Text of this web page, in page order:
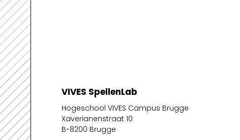
VIVES SpellenLab
Hogeschool VIVES Campus Brugge
Xaverianenstraat 10
B-8200 Brugge